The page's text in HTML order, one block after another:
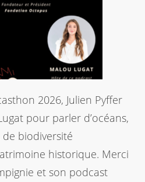
2026, Julien Pyffer
pour parler d’océans,
de biodiversité
historique. Merci
et son podcast